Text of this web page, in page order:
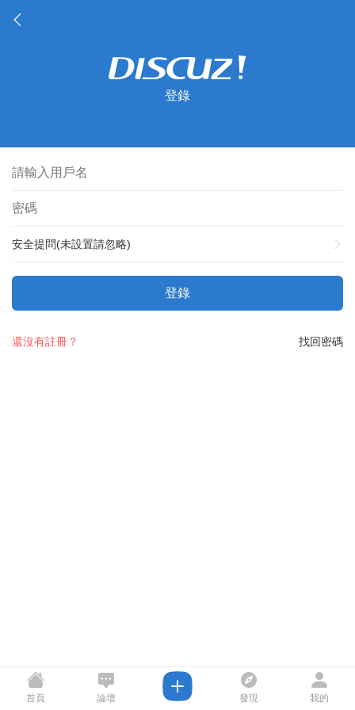
登錄
安全提問(未設置請忽略)
登錄
找回密碼
還沒有註冊？
首頁 論壇 發現 我的